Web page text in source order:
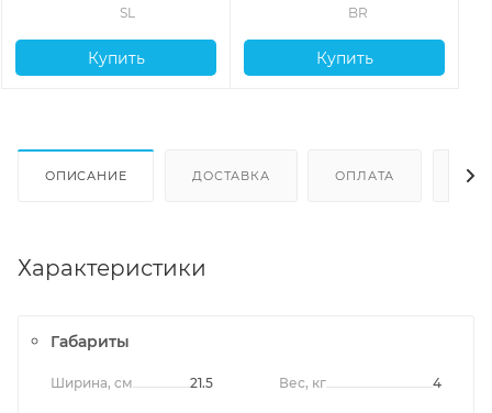
SL
Купить
BR
Купить
ОПИСАНИЕ ДОСТАВКА ОПЛАТА
Характеристики
Габариты
Ширина, см 21.5 Вес, кг 4